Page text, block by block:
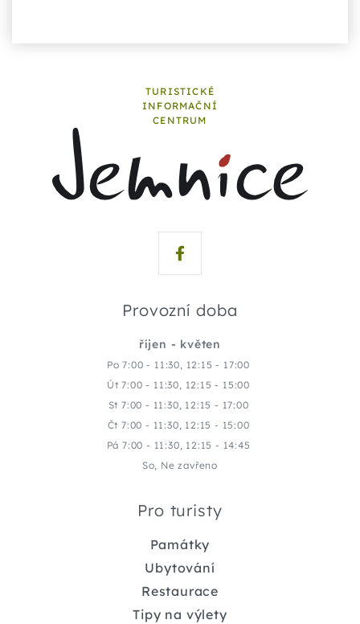
TURISTICKÉ
INFORMAČNÍ
CENTRUM
Provozní doba
říjen - květen
Po 7:00 - 11:30, 12:15 - 17:00
Út 7:00 - 11:30, 12:15 - 15:00
St 7:00 - 11:30, 12:15 - 17:00
Čt 7:00 - 11:30, 12:15 - 15:00
Pá 7:00 - 11:30, 12:15 - 14:45
So, Ne zavřeno
Pro turisty
Památky
Ubytování
Restaurace
Tipy na výlety